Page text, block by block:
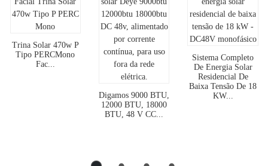
Trina Solar 470w P
Tipo PERCMono
Fac...
Digamos 9000 BTU,
12000 BTU, 18000
BTU, 48 V CC...
Sistema Completo
De Energia Solar
Residencial De
Baixa Tensão De 18
KW...